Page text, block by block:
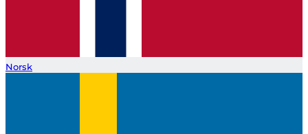
Norsk